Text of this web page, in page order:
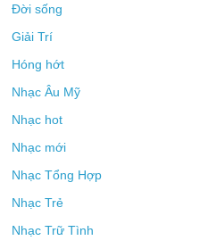
Đời sống
Giải Trí
Hóng hớt
Nhạc Âu Mỹ
Nhạc hot
Nhạc mới
Nhạc Tổng Hợp
Nhạc Trẻ
Nhạc Trữ Tình